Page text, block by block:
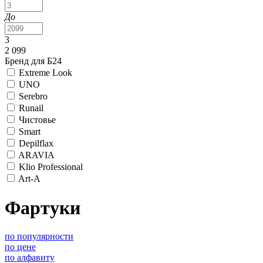
До
3
2 099
Бренд для Б24
Extreme Look
UNO
Serebro
Runail
Чистовье
Smart
Depilflax
ARAVIA
Klio Professional
Art-A
Фартуки
по популярности
по цене
по алфавиту